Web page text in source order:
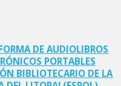
DE AUDIOLIBROS
PORTABLES
BIBLIOTECARIO DE LA